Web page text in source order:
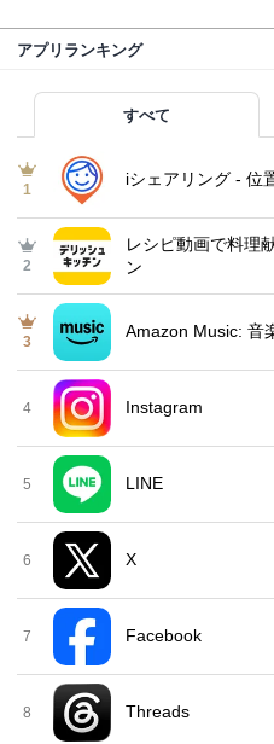
アプリランキング
すべて
1
iシェアリング - 位
2
レシピ動画で料理
ン
3
Amazon Music: 音
4 Instagram
5 LINE
6 X
7 Facebook
8 Threads